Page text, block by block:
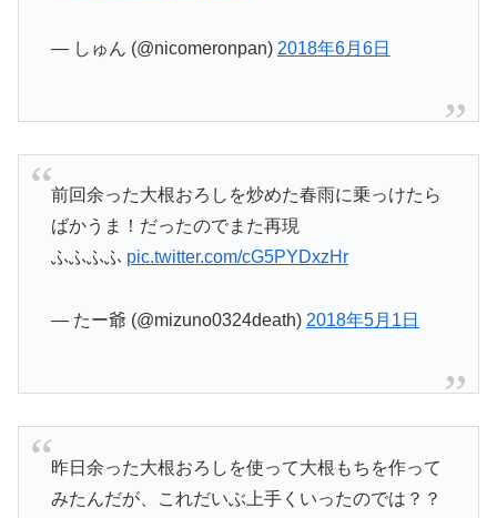
— しゅん (@nicomeronpan) 2018年6月6日
前回余った大根おろしを炒めた春雨に乗っけたら
ばかうま！だったのでまた再現
ふふふふ pic.twitter.com/cG5PYDxzHr
— たー爺 (@mizuno0324death) 2018年5月1日
昨日余った大根おろしを使って大根もちを作って
みたんだが、これだいぶ上手くいったのでは？？